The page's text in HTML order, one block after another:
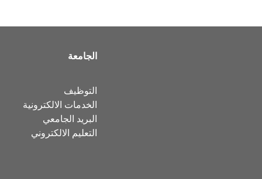
الجامعة
التوظيف
الخدمات الالكترونية
البريد الجامعي
التعليم الالكتروني